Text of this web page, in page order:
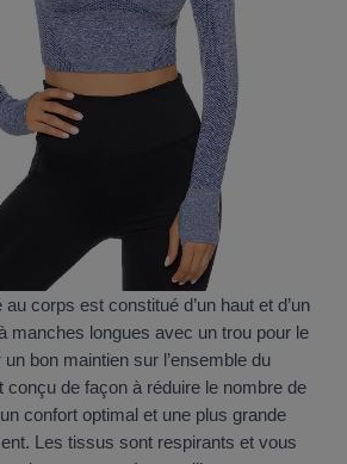
corps est constitué d’un haut et d’un
manches longues avec un trou pour le
bon maintien sur l’ensemble du
conçu de façon à réduire le nombre de
confort optimal et une plus grande
Les tissus sont respirants et vous